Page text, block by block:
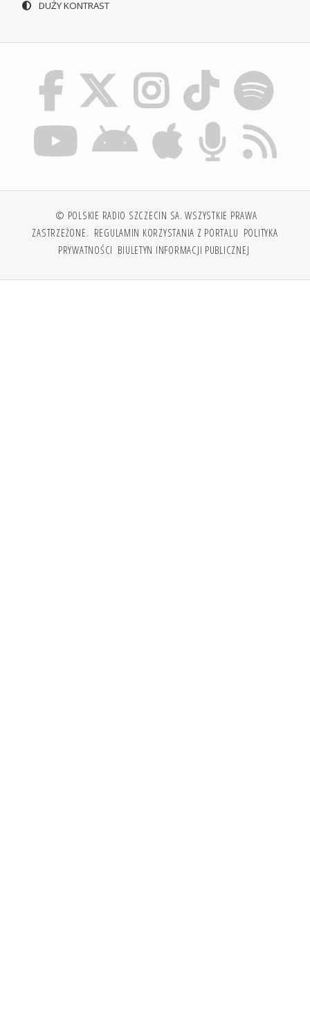
DUŻY KONTRAST
© POLSKIE RADIO SZCZECIN SA. WSZYSTKIE PRAWA
ZASTRZEŻONE. REGULAMIN KORZYSTANIA Z PORTALU POLITYKA
PRYWATNOŚCI BIULETYN INFORMACJI PUBLICZNEJ